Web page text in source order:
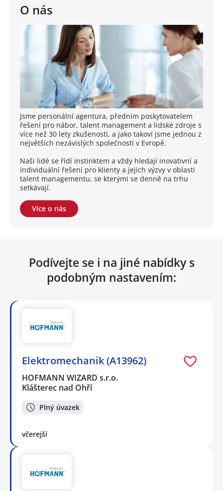
O nás
Jsme personální agentura, předním poskytovatelem
řešení pro nábor, talent management a lidské zdroje s
více než 30 lety zkušeností, a jako takoví jsme jednou z
největších nezávislých společností v Evropě.
Naši lidé se řídí instinktem a vždy hledají inovativní a
individuální řešení pro klienty a jejich výzvy v oblasti
talent managementu, se kterými se denně na trhu
setkávají.
Více o nás
Podívejte se i na jiné nabídky s
podobným nastavením:
Elektromechanik (A13962)
HOFMANN WIZARD s.r.o.
Klášterec nad Ohří
Plný úvazek
včerejší